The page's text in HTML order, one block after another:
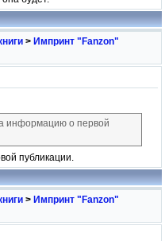
> Импринт "Fanzon"
информацию о первой
публикации.
> Импринт "Fanzon"